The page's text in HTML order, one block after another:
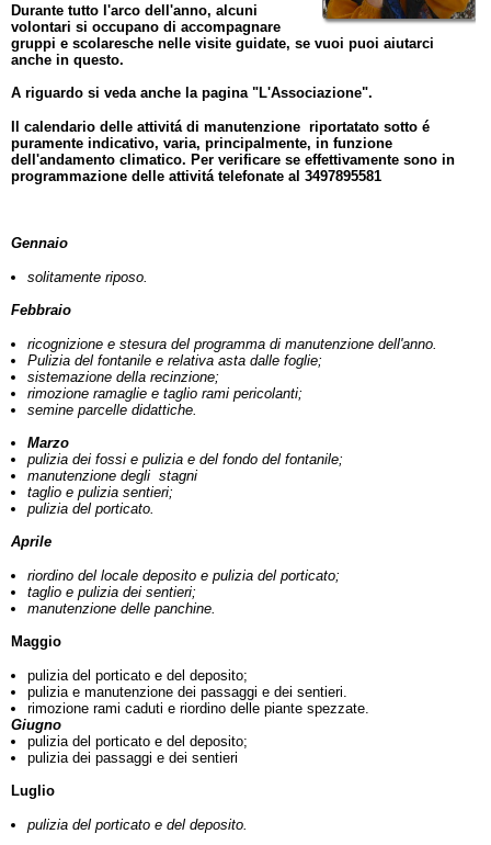
Durante tutto l'arco dell'anno, alcuni
volontari si occupano di accompagnare
gruppi e scolaresche nelle visite guidate, se vuoi puoi aiutarci
anche in questo.
A riguardo si veda anche la pagina "L'Associazione".
Il calendario delle attivitá di manutenzione riportatato sotto é
puramente indicativo, varia, principalmente, in funzione
dell'andamento climatico. Per verificare se effettivamente sono in
programmazione delle attivitá telefonate al 3497895581
Gennaio
solitamente riposo.
Febbraio
ricognizione e stesura del programma di manutenzione dell'anno.
Pulizia del fontanile e relativa asta dalle foglie;
sistemazione della recinzione;
rimozione ramaglie e taglio rami pericolanti;
semine parcelle didattiche.
Marzo
pulizia dei fossi e pulizia e del fondo del fontanile;
manutenzione degli stagni
taglio e pulizia sentieri;
pulizia del porticato.
Aprile
riordino del locale deposito e pulizia del porticato;
taglio e pulizia dei sentieri;
manutenzione delle panchine.
Maggio
pulizia del porticato e del deposito;
pulizia e manutenzione dei passaggi e dei sentieri.
rimozione rami caduti e riordino delle piante spezzate.
Giugno
pulizia del porticato e del deposito;
pulizia dei passaggi e dei sentieri
Luglio
pulizia del porticato e del deposito